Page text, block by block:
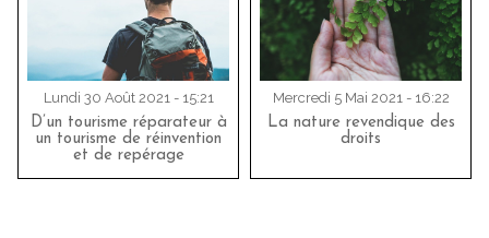
Lundi 30 Août 2021 - 15:21
D’un tourisme réparateur à
un tourisme de réinvention
et de repérage
Mercredi 5 Mai 2021 - 16:22
La nature revendique des
droits